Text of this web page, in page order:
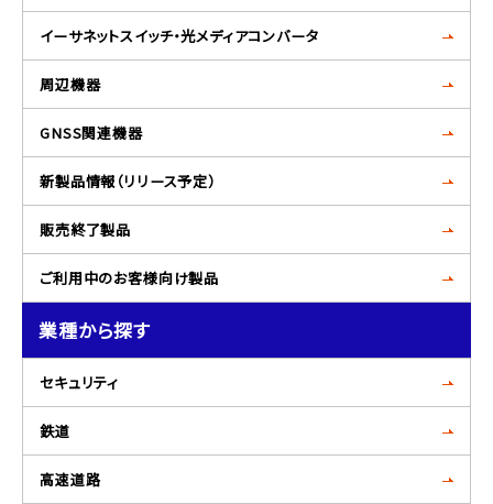
イーサネットスイッチ・光メディアコンバータ
周辺機器
GNSS関連機器
新製品情報（リリース予定）
販売終了製品
ご利用中のお客様向け製品
業種から探す
セキュリティ
鉄道
高速道路